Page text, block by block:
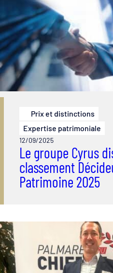
Prix et distinctions
Expertise patrimoniale
12/09/2025
Le groupe Cyrus
classement
Patrimoine 2025